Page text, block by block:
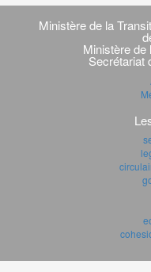
Navigation
transverse
Ministère de la
Ministère de
Secrétariat